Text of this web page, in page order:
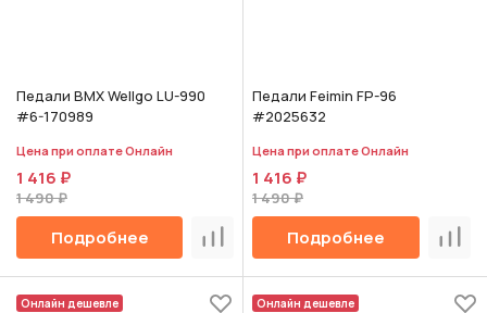
Педали BMX Wellgo LU-990
#6-170989
Цена при оплате Онлайн
1 416 ₽
1 490 ₽
Подробнее Сравнить
Педали Feimin FP-96
#2025632
Цена при оплате Онлайн
1 416 ₽
1 490 ₽
Подробнее
Онлайн дешевле Онлайн дешевле